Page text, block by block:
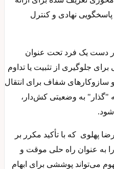
نهادی و کنترل
دست یک فرد تحت عنوان
جلوگیری از تثبیت یا تداوم
شفاف برای انتقال
"گذار" به وضعیتی کش‌دار،
شود.
پهلوی که با تأکید مکرر بر
به‌ عنوان راه‌ حلی موقت و
می‌تواند پوششی برای ابهام